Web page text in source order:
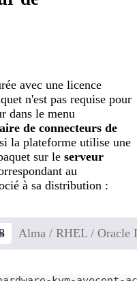
avec une licence
n'est pas requise pour
dans le menu
de connecteurs de
la plateforme utilise une
sur le serveur
au
à sa distribution :
Alma / RHEL / Oracle